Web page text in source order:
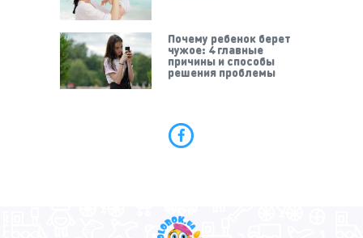
Почему ребенок берет
чужое: 4 главные
причины и способы
решения проблемы